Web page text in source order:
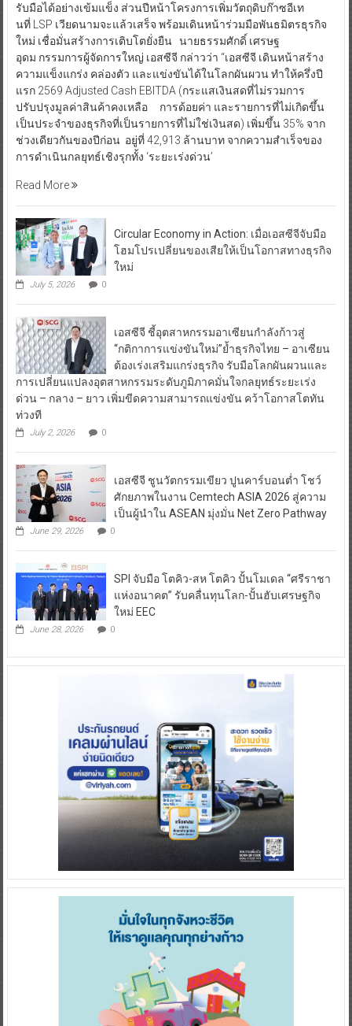
รับมือได้อย่างเข้มแข็ง ส่วนปีหน้าโครงการเพิ่มวัตถุดิบก๊าซอีเท
นที่ LSP เวียดนามจะแล้วเสร็จ พร้อมเดินหน้าร่วมมือพันธมิตรธุรกิจ
ใหม่ เชื่อมั่นสร้างการเติบโตยั่งยืน นายธรรมศักดิ์ เศรษฐ
อุดม กรรมการผู้จัดการใหญ่ เอสซีจี กล่าวว่า “เอสซีจี เดินหน้าสร้าง
ความแข็งแกร่ง คล่องตัว และแข่งขันได้ในโลกผันผวน ทำให้ครึ่งปี
แรก 2569 Adjusted Cash EBITDA (กระแสเงินสดที่ไม่รวมการ
ปรับปรุงมูลค่าสินค้าคงเหลือ การด้อยค่า และรายการที่ไม่เกิดขึ้น
เป็นประจำของธุรกิจที่เป็นรายการที่ไม่ใช่เงินสด) เพิ่มขึ้น 35% จาก
ช่วงเดียวกันของปีก่อน อยู่ที่ 42,913 ล้านบาท จากความสำเร็จของ
การดำเนินกลยุทธ์เชิงรุกทั้ง ‘ระยะเร่งด่วน’
Read More
Circular Economy in Action: เมื่อเอสซีจีจับมือ
โฮมโปรเปลี่ยนของเสียให้เป็นโอกาสทางธุรกิจ
ใหม่
July 5, 2026 0
เอสซีจี ชี้อุตสาหกรรมอาเซียนกำลังก้าวสู่
“กติกาการแข่งขันใหม่”ย้ำธุรกิจไทย – อาเซียน
ต้องเร่งเสริมแกร่งธุรกิจ รับมือโลกผันผวนและ
การเปลี่ยนแปลงอุตสาหกรรมระดับภูมิภาคมั่นใจกลยุทธ์ระยะเร่ง
ด่วน – กลาง – ยาว เพิ่มขีดความสามารถแข่งขัน คว้าโอกาสโตทัน
ท่วงที
July 2, 2026 0
เอสซีจี ชูนวัตกรรมเขียว ปูนคาร์บอนต่ำ โชว์
ศักยภาพในงาน Cemtech ASIA 2026 สู่ความ
เป็นผู้นำใน ASEAN มุ่งมั่น Net Zero Pathway
June 29, 2026 0
SPI จับมือ โตคิว-สห โตคิว ปั้นโมเดล “ศรีราชา
แห่งอนาคต” รับคลื่นทุนโลก-ปั้นฮับเศรษฐกิจ
ใหม่ EEC
June 28, 2026 0